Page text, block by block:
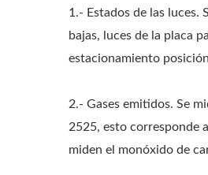
1.- Estados de las
bajas, luces de la placa
estacionamiento
2.- Gases emitidos. Se
2525, esto corresponde
miden el monóxido de